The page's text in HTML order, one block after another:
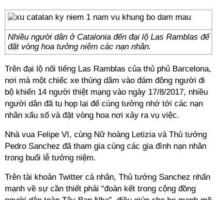
Nhiều người dân ở Catalonia đến đại lộ Las Ramblas để
đặt vòng hoa tưởng niệm các nạn nhân.
Trên đại lộ nổi tiếng Las Ramblas của thủ phủ Barcelona,
nơi mà một chiếc xe thùng dâm vào đám đông người đi
bộ khiến 14 người thiệt mạng vào ngày 17/8/2017, nhiều
người dân đã tụ họp lại để cùng tưởng nhớ tới các nạn
nhân xấu số và đặt vòng hoa nơi xảy ra vụ việc.
Nhà vua Felipe VI, cùng Nữ hoàng Letizia và Thủ tướng
Pedro Sanchez đã tham gia cùng các gia đình nạn nhân
trong buổi lễ tưởng niệm.
Trên tài khoản Twitter cá nhân, Thủ tướng Sanchez nhấn
mạnh về sự cần thiết phải “đoàn kết trong cộng đồng